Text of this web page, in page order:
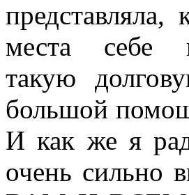
места
такую
большой
И как же я
очень сильно